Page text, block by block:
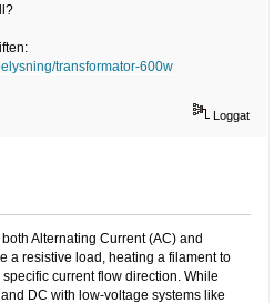
transformator-600w
Loggat
Alternating Current (AC) and
a resistive load, heating a filament to
current flow direction. While
DC with low-voltage systems like